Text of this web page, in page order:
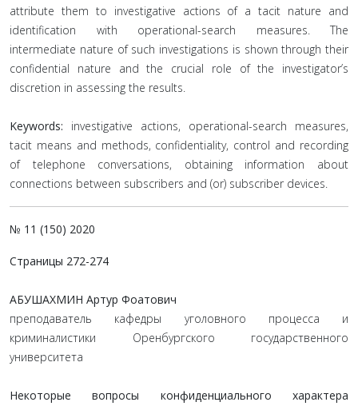
attribute them to investigative actions of a tacit nature and
identification with operational-search measures. The
intermediate nature of such investigations is shown through their
confidential nature and the crucial role of the investigator’s
discretion in assessing the results.
Keywords: investigative actions, operational-search measures,
tacit means and methods, confidentiality, control and recording
of telephone conversations, obtaining information about
connections between subscribers and (or) subscriber devices.
№ 11 (150) 2020
Страницы 272-274
АБУШАХМИН Артур Фоатович
преподаватель кафедры уголовного процесса и
криминалистики Оренбургского государственного
университета
Некоторые вопросы конфиденциального характера